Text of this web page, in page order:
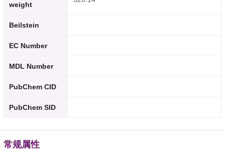
weight
Beilstein
EC Number
MDL Number
PubChem CID
PubChem SID
常规属性